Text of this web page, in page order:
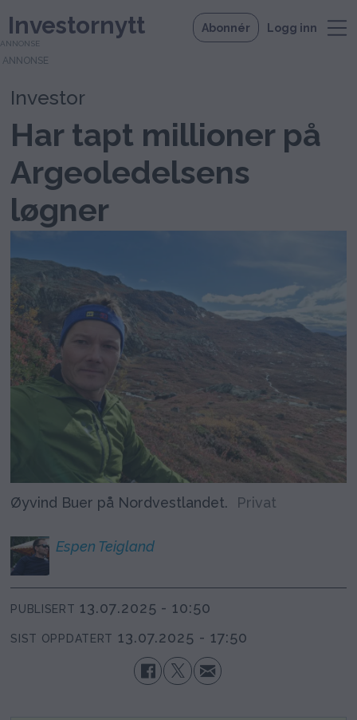
Investornytt Abonnér Logg inn
ANNONSE
Investor
Har tapt millioner på
Argeoledelsens
løgner
Øyvind Buer på Nordvestlandet. Privat
Espen Teigland
PUBLISERT 13.07.2025 - 10:50
SIST OPPDATERT 13.07.2025 - 17:50